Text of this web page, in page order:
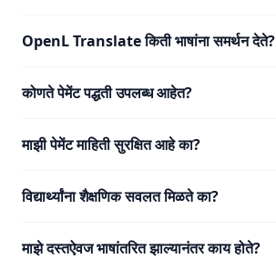
OpenL Translate किती भाषांना समर्थन देते?
कोणते पेमेंट पद्धती उपलब्ध आहेत?
माझी पेमेंट माहिती सुरक्षित आहे का?
विद्यार्थ्यांना शैक्षणिक सवलत मिळते का?
माझे दस्तऐवज भाषांतरित झाल्यानंतर काय होते?